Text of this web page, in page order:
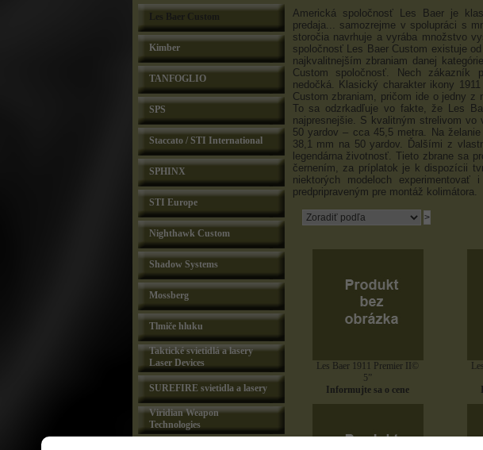
Kimber
TANFOGLIO
SPS
Staccato / STI International
SPHINX
STI Europe
Nighthawk Custom
Shadow Systems
Mossberg
Tlmiče hluku
Taktické svietidlá a lasery
Laser Devices
SUREFIRE svietidla a lasery
Viridian Weapon
Technologies
Americká spoločnosť Les Baer je
predaja... samozrejme v spolupráci s
storočia navrhuje a vyrába množstvo
spoločnosť Les Baer Custom existuje
najkvalitnejším zbraniam danej
Custom spoločnosť. Nech zákazník
nedočká. Klasický charakter ikony
Custom zbraniam, pričom ide o jedny z
To sa odzrkadľuje vo fakte, že Les
najpresnejšie. S kvalitným strelivom
50 yardov – cca 45,5 metra. Na
38,1 mm na 50 yardov. Ďalšími z
legendárna životnosť. Tieto zbrane sa
černením, za príplatok je k dispozícii
niektorých modeloch
predpripraveným pre montáž kolimátora.
Les Baer 1911 Premier II©
5”
Informujte sa o cene